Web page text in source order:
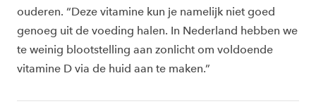
ouderen. “Deze vitamine kun je namelijk niet goed
genoeg uit de voeding halen. In Nederland hebben we
te weinig blootstelling aan zonlicht om voldoende
vitamine D via de huid aan te maken.”